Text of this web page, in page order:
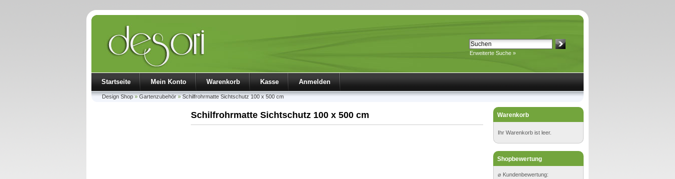
Erweiterte Suche »
Startseite Mein Konto Warenkorb Kasse Anmelden
Design Shop»Gartenzubehör»Schilfrohrmatte Sichtschutz 100 x 500 cm
Schilfrohrmatte Sichtschutz 100 x 500 cm Warenkorb
Ihr Warenkorb ist leer.
Shopbewertung
⌀ Kundenbewertung: